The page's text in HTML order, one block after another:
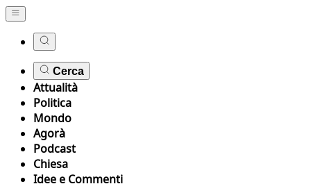
Cerca
Attualità
Politica
Mondo
Agorà
Podcast
Chiesa
Idee e Commenti